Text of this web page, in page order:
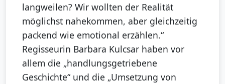
langweilen? Wir wollten der Realität
möglichst nahekommen, aber gleichzeitig
packend wie emotional erzählen.“
Regisseurin Barbara Kulcsar haben vor
allem die „handlungsgetriebene
Geschichte“ und die „Umsetzung von